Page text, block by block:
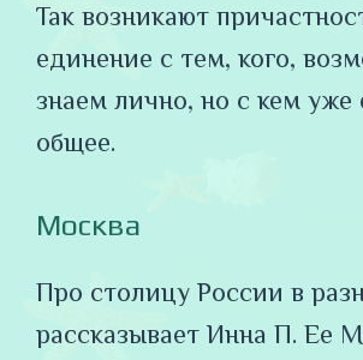
Так возникают
единение с тем, кого,
знаем лично, но с кем уже
общее.
Москва
Про столицу России в
рассказывает Инна П. Ее